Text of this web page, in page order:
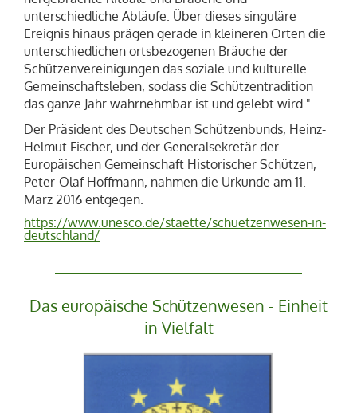
unterschiedliche Abläufe. Über dieses singuläre
Ereignis hinaus prägen gerade in kleineren Orten die
unterschiedlichen ortsbezogenen Bräuche der
Schützenvereinigungen das soziale und kulturelle
Gemeinschaftsleben, sodass die Schützentradition
das ganze Jahr wahrnehmbar ist und gelebt wird."
Der Präsident des Deutschen Schützenbunds, Heinz-
Helmut Fischer, und der Generalsekretär der
Europäischen Gemeinschaft Historischer Schützen,
Peter-Olaf Hoffmann, nahmen die Urkunde am 11.
März 2016 entgegen.
https://www.unesco.de/staette/schuetzenwesen-in-
deutschland/
Das europäische Schützenwesen - Einheit
in Vielfalt